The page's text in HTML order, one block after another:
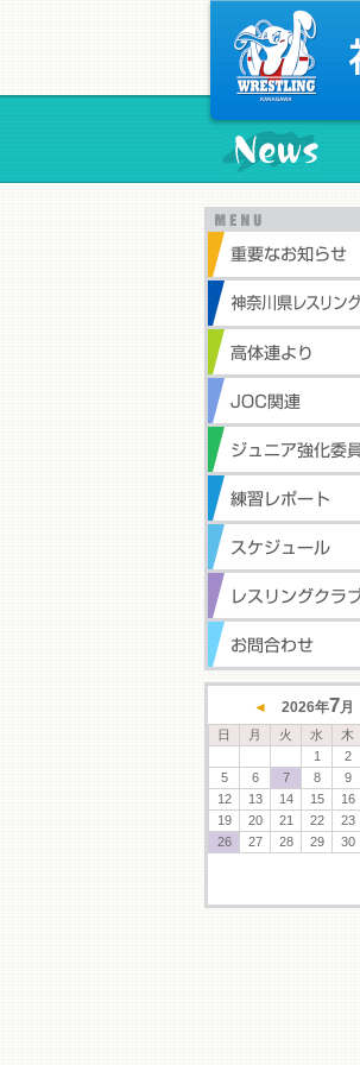
◄ 2026年7月
日 月 火 水 木
1
2
5
6 7 8 9
12
13 14 15 16
19
20 21 22 23
26
27 28 29 30